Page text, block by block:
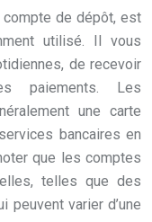
compte de dépôt, est
utilisé. Il vous
de recevoir
paiements. Les
une carte
bancaires en
que les comptes
telles que des
peuvent varier d’une